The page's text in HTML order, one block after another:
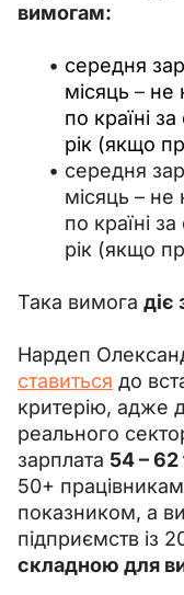
вимогам:
середня
місяць – не
по країні
рік (якщо
середня
місяць –
по країні
рік (якщо
Така вимога діє
Нардеп
ставиться до
критерію, адже
реального
зарплата 54 – 62
50+
показником, а
підприємств із
складною для